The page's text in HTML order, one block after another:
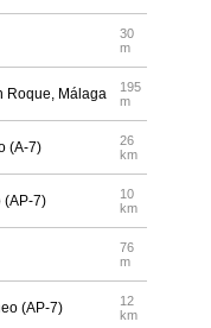
30
m
Roque, Málaga
195
m
(A-7)
26
km
(AP-7)
10
km
76
m
(AP-7)
12
km